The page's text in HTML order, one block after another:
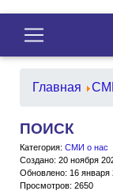
Главная
ПОИСК
Категория: СМИ о нас
Создано: 20 ноября
Обновлено: 16 января
Просмотров: 2650